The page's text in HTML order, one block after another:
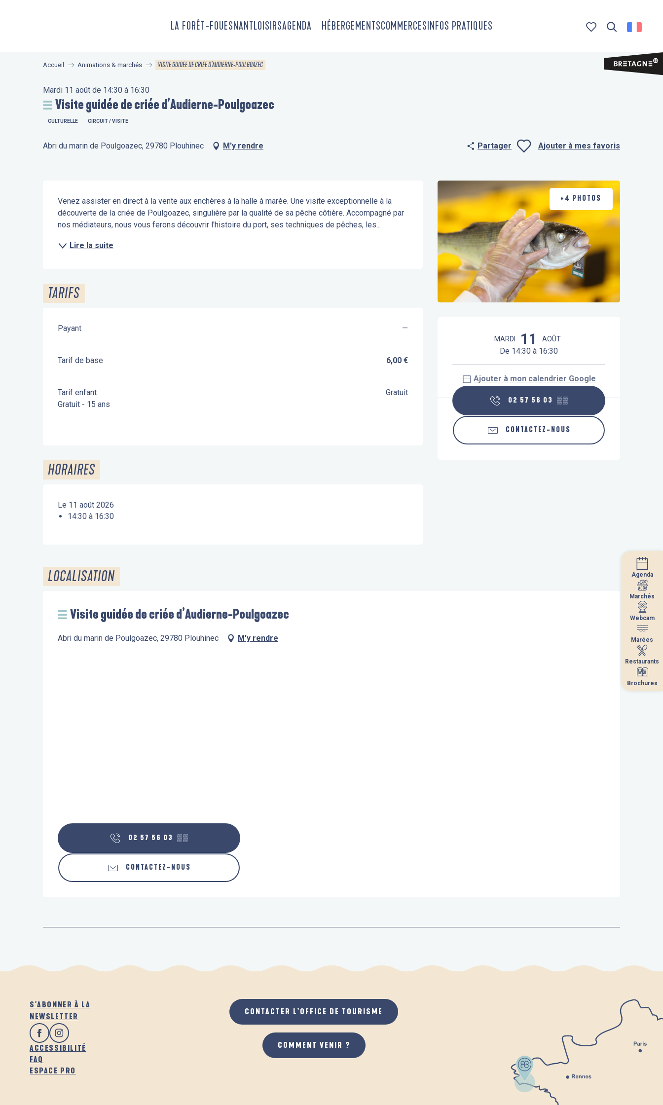
LA FORÊT-FOUESNANTLOISIRSAGENDA HÉBERGEMENTSCOMMERCES INFOS PRATIQUES
Agenda
Marchés
Webcam
Marées
Restaurants
Brochures
Accueil Animations & marchés VISITE GUIDÉE DE CRIÉE D’AUDIERNE-POULGOAZEC
Mardi 11 août de 14:30 à 16:30
Visite guidée de criée d’Audierne-Poulgoazec
CULTURELLE CIRCUIT / VISITE
Abri du marin de Poulgoazec, 29780 Plouhinec M'y rendre Partager Ajouter à mes favoris
+4 PHOTOS
Ouverture et coordonnées
MARDI 11 AOÛT
De 14:30 à 16:30
Ajouter à mon calendrier Google
02 57 56 03 ▒▒
CONTACTEZ-NOUS
Description
Venez assister en direct à la vente aux enchères à la halle à marée. Une visite exceptionnelle à la
découverte de la criée de Poulgoazec, singulière par la qualité de sa pêche côtière. Accompagné par
nos médiateurs, nous vous ferons découvrir l'histoire du port, ses techniques de pêches, les...
Lire la suite
TARIFS
Payant —
Tarif de base 6,00 €
Tarif enfant
Gratuit - 15 ans
Gratuit
HORAIRES
Le 11 août 2026
14:30 à 16:30
LOCALISATION
Visite guidée de criée d’Audierne-Poulgoazec
Abri du marin de Poulgoazec, 29780 Plouhinec M'y rendre
02 57 56 03 ▒▒
CONTACTEZ-NOUS
S'ABONNER À LA
NEWSLETTER
ACCESSIBILITÉ
FAQ
ESPACE PRO
CONTACTER L'OFFICE DE TOURISME
COMMENT VENIR ?